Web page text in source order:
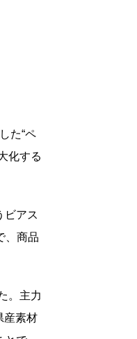
た“ペ
化する
ビアス
、商品
。主力
産素材